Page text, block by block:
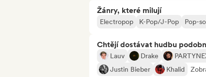
Žánry, které milují
Electropop K-Pop/J-Pop Pop-
Chtějí dostávat hudbu
Lauv Drake
Justin Bieber
Khalid